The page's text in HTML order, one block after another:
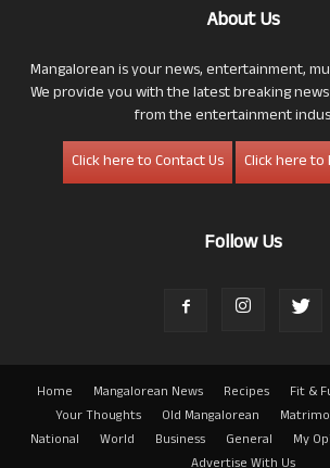
About Us
Mangalorean is your news, entertainment,
We provide you with the latest breaking
from the entertainment
Click here to Contact Us
Click here to
Follow Us
Home Mangalorean News Recipes Fit &
Your Thoughts
Old Mangalorean
National
World Business General My